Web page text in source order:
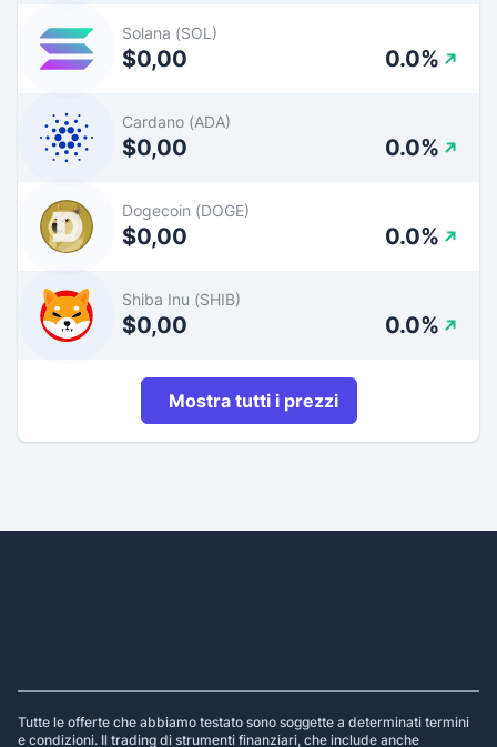
Solana (SOL)
$0,00 0.0%
Cardano (ADA)
$0,00 0.0%
Dogecoin (DOGE)
$0,00 0.0%
Shiba Inu (SHIB)
$0,00 0.0%
Mostra tutti i prezzi
Tutte le offerte che abbiamo testato sono soggette a determinati termini
e condizioni. Il trading di strumenti finanziari, che include anche